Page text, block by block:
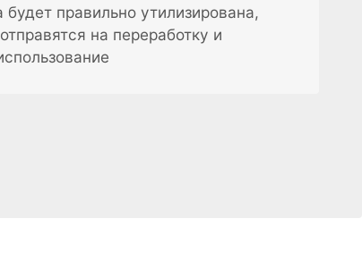
будет правильно утилизирована,
на переработку и